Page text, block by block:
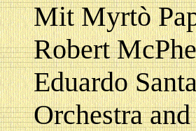
Mit Myrtò
Robert
Eduardo
Orchestra